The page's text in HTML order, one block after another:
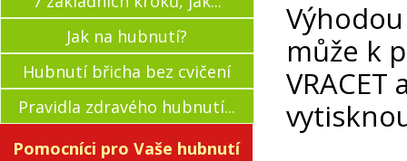
může k
Jak na hubnutí?
Hubnutí břicha bez cvičení
Pravidla zdravého hubnutí...
Pomocníci pro Vaše hubnutí